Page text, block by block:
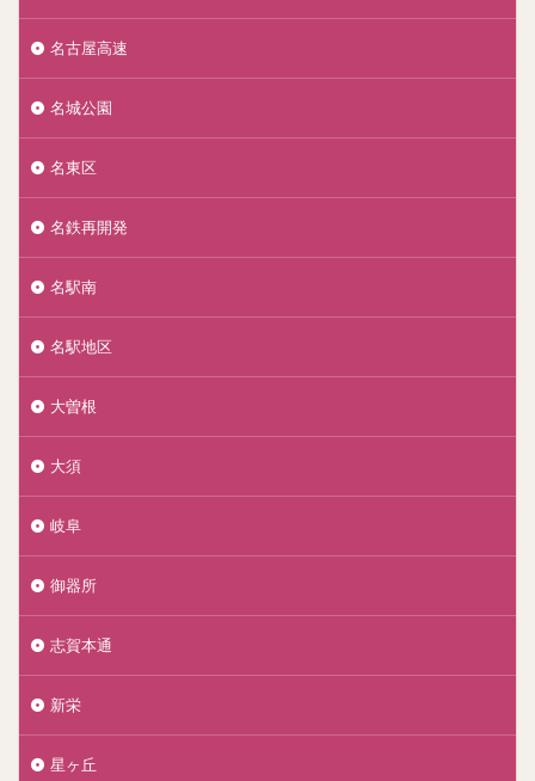
名古屋高速
名城公園
名東区
名鉄再開発
名駅南
名駅地区
大曽根
大須
岐阜
御器所
志賀本通
新栄
星ヶ丘